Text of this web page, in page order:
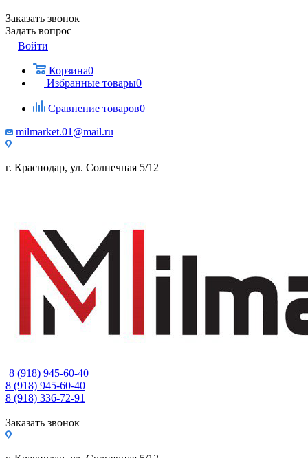
Заказать звонок
Задать вопрос
Войти
Корзина0
Избранные товары0
Сравнение товаров0
milmarket.01@mail.ru
г. Краснодар, ул. Солнечная 5/12
8 (918) 945-60-40
8 (918) 945-60-40
8 (918) 336-72-91
Заказать звонок